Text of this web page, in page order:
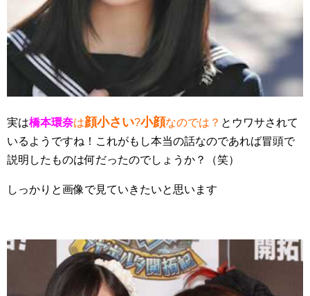
実は橋本環奈は顔小さい?小顔なのでは？ とウワサされて
いるようですね！これがもし本当の話なのであれば冒頭で
説明したものは何だったのでしょうか？（笑）
しっかりと画像で見ていきたいと思います